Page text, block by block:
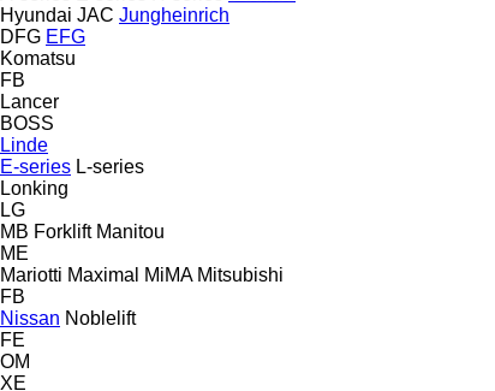
Hyundai JAC Jungheinrich
DFG EFG
Komatsu
FB
Lancer
BOSS
Linde
E-series L-series
Lonking
LG
MB Forklift Manitou
ME
Mariotti Maximal MiMA Mitsubishi
FB
Nissan Noblelift
FE
OM
XE